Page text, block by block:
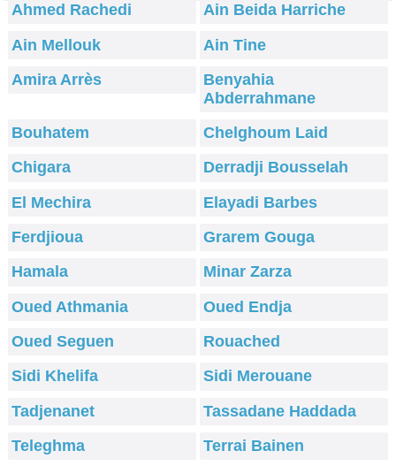
Ahmed Rachedi
Ain Beida Harriche
Ain Mellouk
Ain Tine
Amira Arrès
Benyahia
Abderrahmane
Bouhatem
Chelghoum Laid
Chigara
Derradji Bousselah
El Mechira
Elayadi Barbes
Ferdjioua
Grarem Gouga
Hamala
Minar Zarza
Oued Athmania
Oued Endja
Oued Seguen
Rouached
Sidi Khelifa
Sidi Merouane
Tadjenanet
Tassadane Haddada
Teleghma
Terrai Bainen